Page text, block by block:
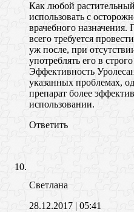
Как любой
использовать с
врачебного
всего требуется
уж после, при
употреблять его в
Эффективность
указанных проблемах,
препарат более
использовании.
Ответить
Светлана
28.12.2017 | 05:41